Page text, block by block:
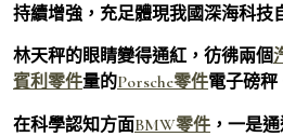
持續增強，充足體現我國深海科技
林天秤的眼睛變得通紅，彷彿兩個
賓利零件量的Porsche零件電子磅秤
在科學認知方面BMW零件 ，一是